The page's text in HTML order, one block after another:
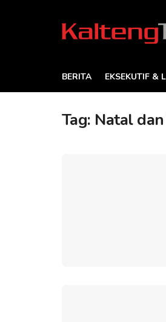
BERITA EKSEKUTIF &
Tag: Natal